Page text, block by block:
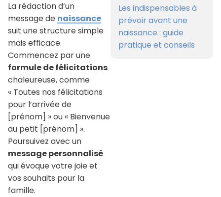
La rédaction d’un
message de naissance
suit une structure simple
mais efficace.
Commencez par une
formule de félicitations
chaleureuse, comme
« Toutes nos félicitations
pour l’arrivée de
[prénom] » ou « Bienvenue
au petit [prénom] ».
Poursuivez avec un
message personnalisé
qui évoque votre joie et
vos souhaits pour la
famille.
Les indispensables à
prévoir avant une
naissance : guide
pratique et conseils